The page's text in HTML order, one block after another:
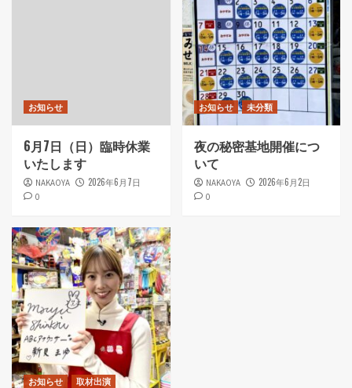
お知らせ
6月7日（日）臨時休業
いたします
NAKAOYA 2026年6月7日
0
お知らせ 未分類
夜の秘密基地開催につ
いて
NAKAOYA 2026年6月2日
0
お知らせ 取材出演